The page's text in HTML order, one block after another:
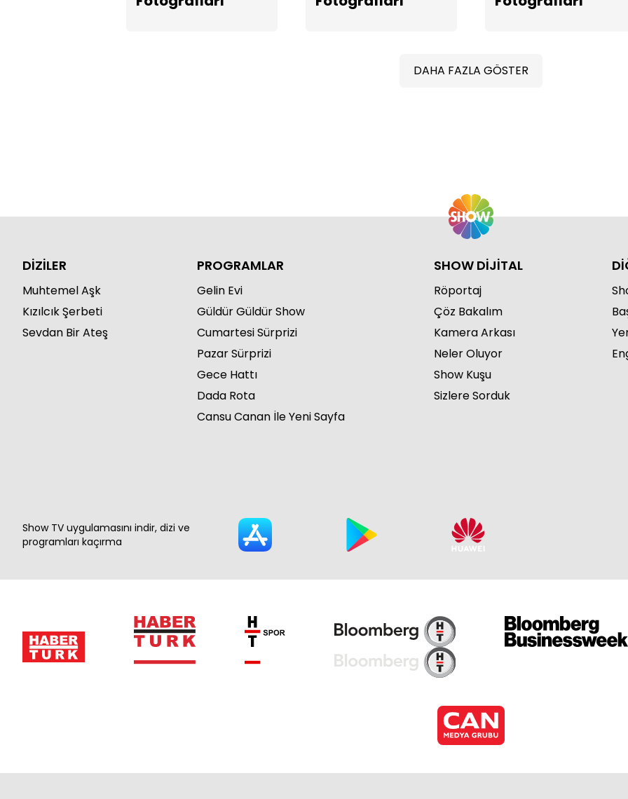
DAHA FAZLA GÖSTER
DİZİLER
Muhtemel Aşk
Kızılcık Şerbeti
Sevdan Bir Ateş
PROGRAMLAR
Gelin Evi
Güldür Güldür Show
Cumartesi Sürprizi
Pazar Sürprizi
Gece Hattı
Dada Rota
Cansu Canan İle Yeni Sayfa
SHOW DİJİTAL
Röportaj
Çöz Bakalım
Kamera Arkası
Neler Oluyor
Show Kuşu
Sizlere Sorduk
Show TV uygulamasını indir, dizi ve
programları kaçırma